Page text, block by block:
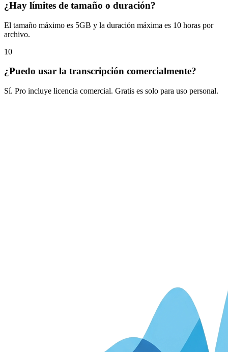
¿Hay límites de tamaño o duración?
El tamaño máximo es 5GB y la duración máxima es 10 horas por
archivo.
10
¿Puedo usar la transcripción comercialmente?
Sí. Pro incluye licencia comercial. Gratis es solo para uso personal.